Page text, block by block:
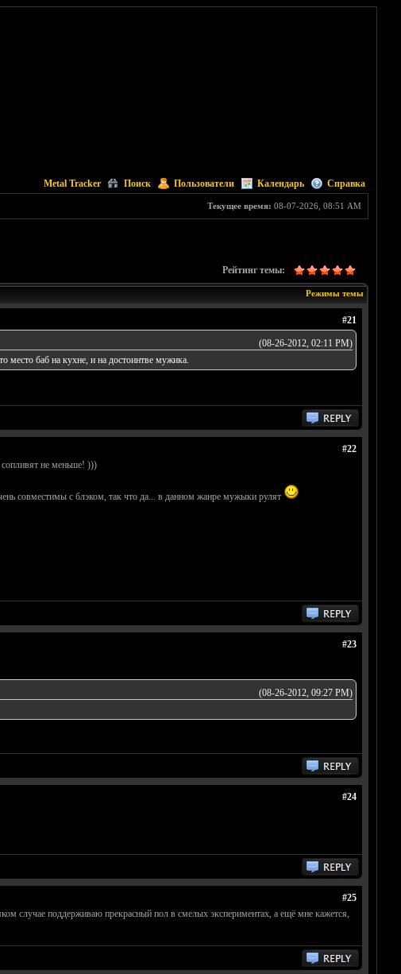
Metal Tracker Поиск Пользователи Календарь Справка
Текущее время: 08-07-2026, 08:51 AM
Рейтинг темы:
Режимы темы
#21
(08-26-2012, 02:11 PM)
место баб на кухне, и на достоинтве мужика.
#22
не меньше! )))
совместимы с блэком, так что да... в данном жанре мужыки рулят
#23
(08-26-2012, 09:27 PM)
#24
#25
случае поддерживаю прекрасный пол в смелых экспериментах, а ещё мне кажется,